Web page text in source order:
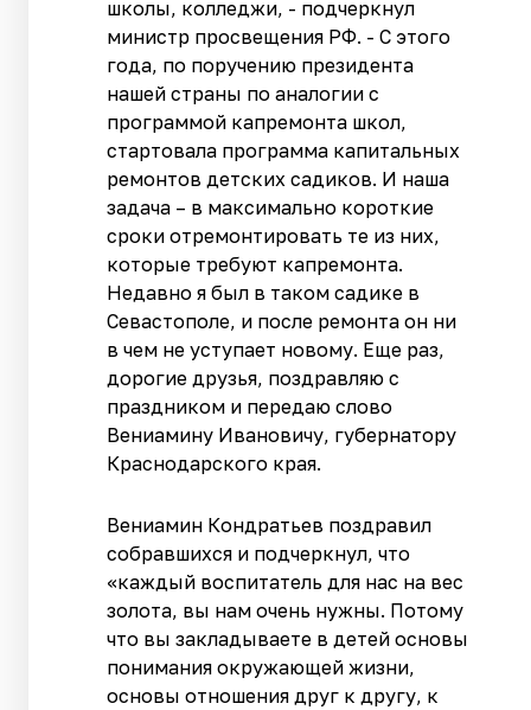
школы, колледжи, - подчеркнул
министр просвещения РФ. - С этого
года, по поручению президента
нашей страны по аналогии с
программой капремонта школ,
стартовала программа капитальных
ремонтов детских садиков. И наша
задача – в максимально короткие
сроки отремонтировать те из них,
которые требуют капремонта.
Недавно я был в таком садике в
Севастополе, и после ремонта он ни
в чем не уступает новому. Еще раз,
дорогие друзья, поздравляю с
праздником и передаю слово
Вениамину Ивановичу, губернатору
Краснодарского края.
Вениамин Кондратьев поздравил
собравшихся и подчеркнул, что
«каждый воспитатель для нас на вес
золота, вы нам очень нужны. Потому
что вы закладываете в детей основы
понимания окружающей жизни,
основы отношения друг к другу, к